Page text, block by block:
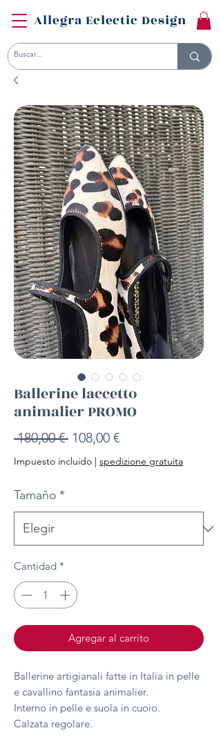
Allegra Eclectic Design
Ballerine laccetto
animalier PROMO
180,00 € Precio
108,00 €Precio
de
Impuesto incluido | spedizione gratuita
Tamaño *
Cantidad *
Agregar al carrito
Ballerine artigianali fatte in Italia in pelle
e cavallino fantasia animalier.
Interno in pelle e suola in cuoio.
Calzata regolare.